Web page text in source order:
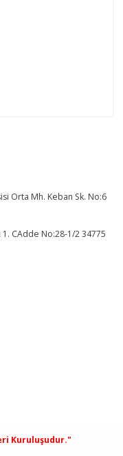
Orta Mh. Keban Sk. No:6
CAdde No:28-1/2 34775
Kuruluşudur."